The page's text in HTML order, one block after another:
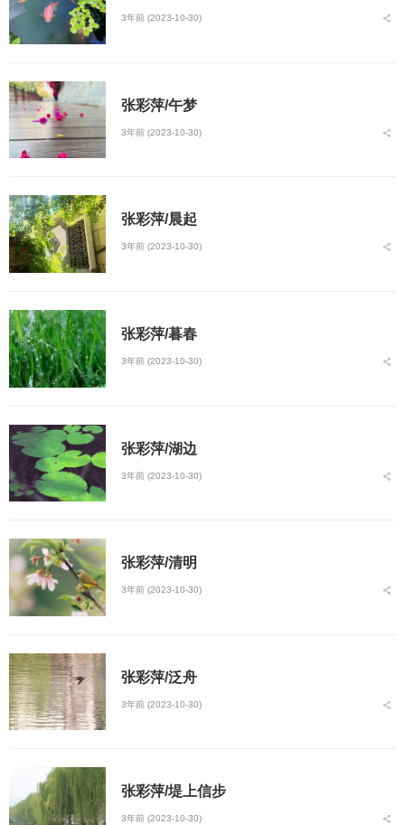
3年前 (2023-10-30)
张彩萍/午梦
3年前 (2023-10-30)
张彩萍/晨起
3年前 (2023-10-30)
张彩萍/暮春
3年前 (2023-10-30)
张彩萍/湖边
3年前 (2023-10-30)
张彩萍/清明
3年前 (2023-10-30)
张彩萍/泛舟
3年前 (2023-10-30)
张彩萍/堤上信步
3年前 (2023-10-30)